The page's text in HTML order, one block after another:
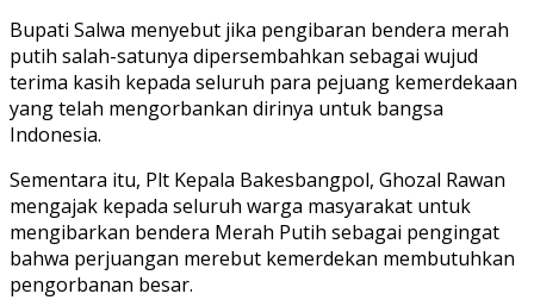
Bupati Salwa menyebut jika pengibaran bendera merah
putih salah-satunya dipersembahkan sebagai wujud
terima kasih kepada seluruh para pejuang kemerdekaan
yang telah mengorbankan dirinya untuk bangsa
Indonesia.
Sementara itu, Plt Kepala Bakesbangpol, Ghozal Rawan
mengajak kepada seluruh warga masyarakat untuk
mengibarkan bendera Merah Putih sebagai pengingat
bahwa perjuangan merebut kemerdekan membutuhkan
pengorbanan besar.